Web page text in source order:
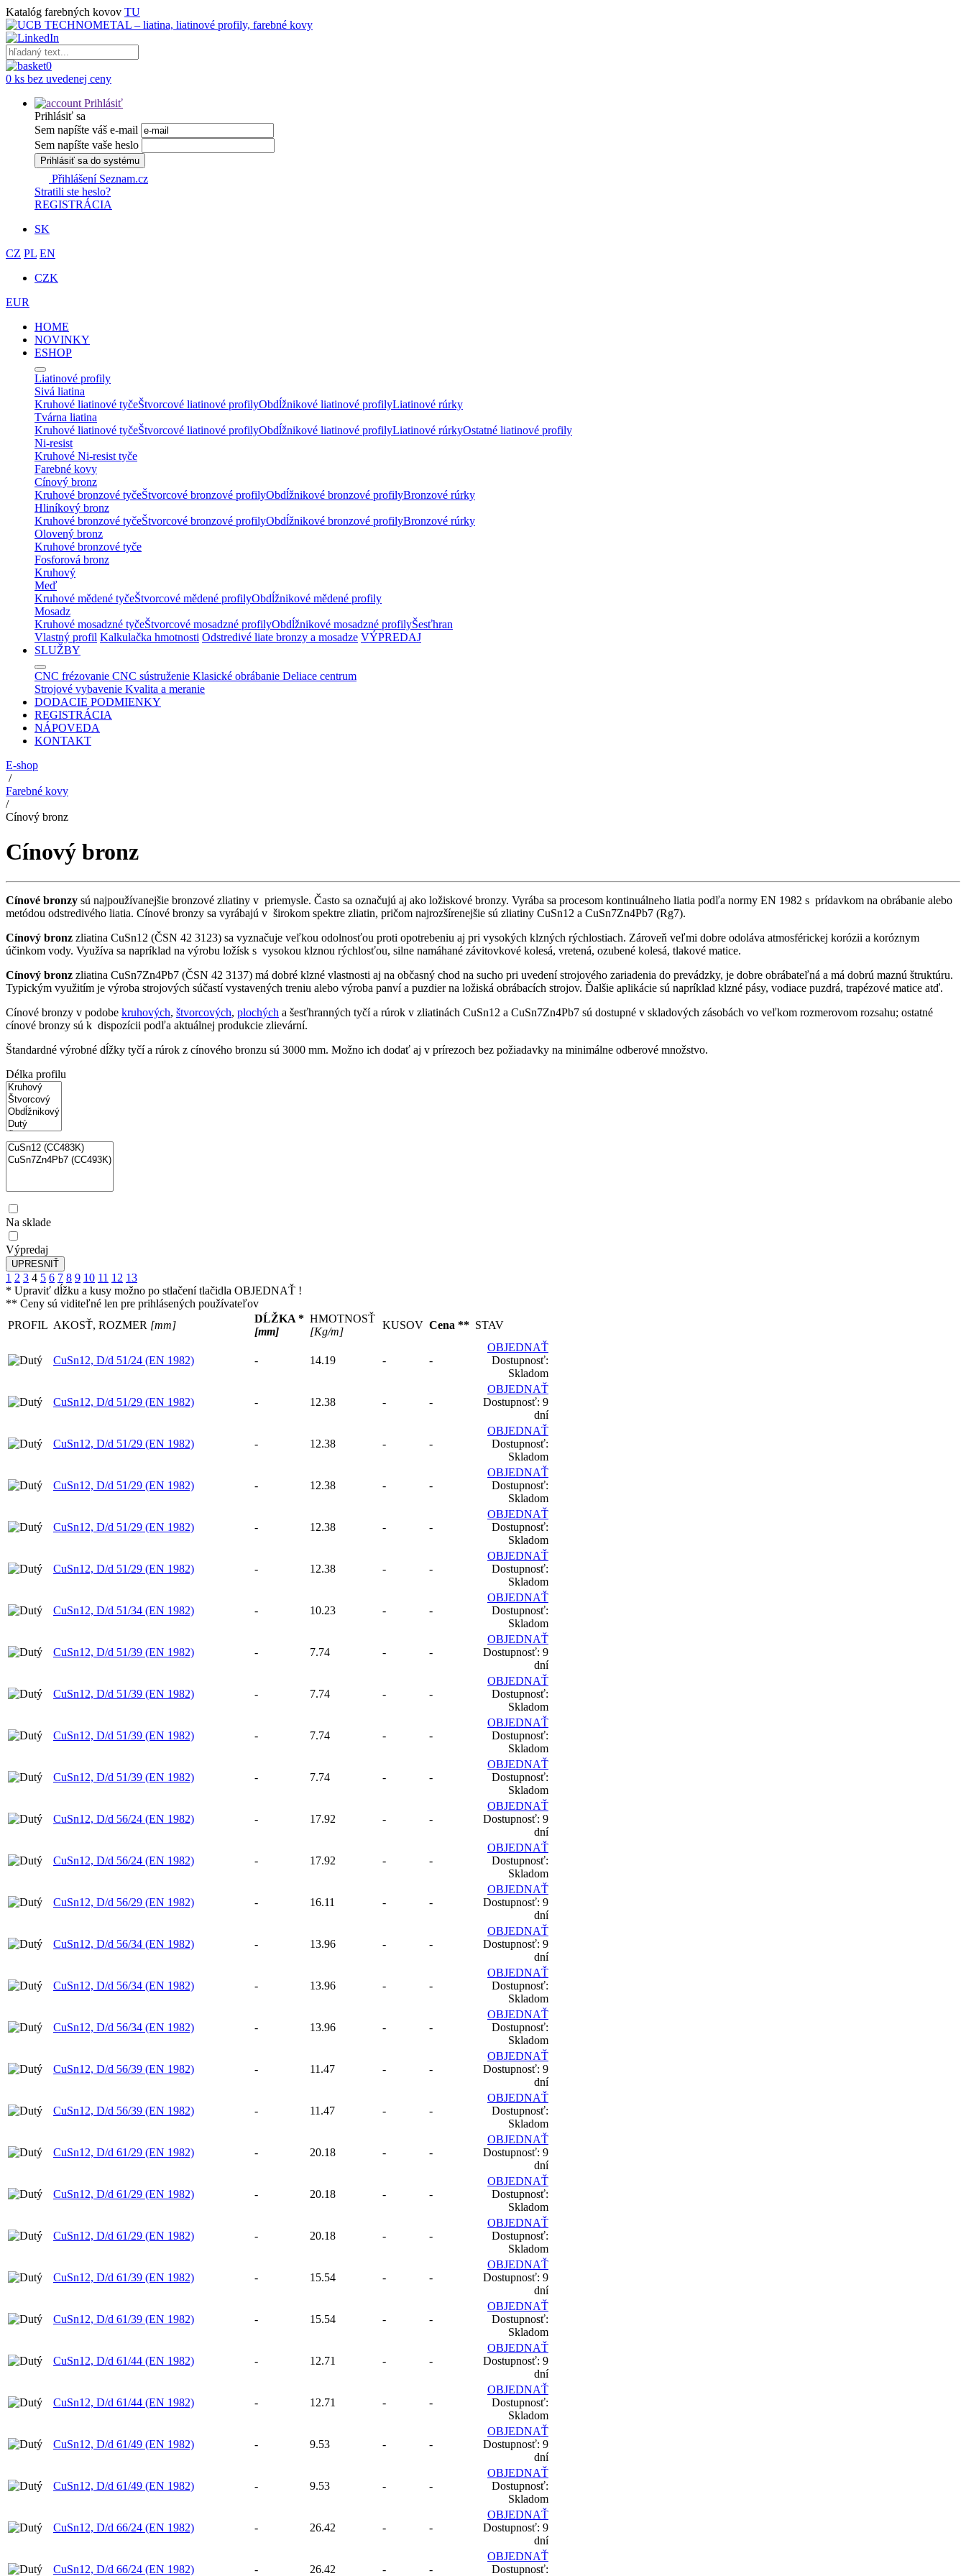
Katalóg farebných kovov TU
0
0 ks bez uvedenej ceny
Prihlásiť
Prihlásiť sa
Sem napíšte váš e-mail
Sem napíšte vaše heslo
Prihlásiť sa do systému
Přihlášení Seznam.cz
Stratili ste heslo?
REGISTRÁCIA
SK
CZ PL EN
CZK
EUR
HOME
NOVINKY
ESHOP
Liatinové profily
Sivá liatina
Kruhové liatinové tyčeŠtvorcové liatinové profilyObdĺžnikové liatinové profilyLiatinové rúrky
Tvárna liatina
Kruhové liatinové tyčeŠtvorcové liatinové profilyObdĺžnikové liatinové profilyLiatinové rúrkyOstatné liatinové profily
Ni-resist
Kruhové Ni-resist tyče
Farebné kovy
Cínový bronz
Kruhové bronzové tyčeŠtvorcové bronzové profilyObdĺžnikové bronzové profilyBronzové rúrky
Hliníkový bronz
Kruhové bronzové tyčeŠtvorcové bronzové profilyObdĺžnikové bronzové profilyBronzové rúrky
Olovený bronz
Kruhové bronzové tyče
Fosforová bronz
Kruhový
Meď
Kruhové mědené tyčeŠtvorcové mědené profilyObdĺžnikové mědené profily
Mosadz
Kruhové mosadzné tyčeŠtvorcové mosadzné profilyObdĺžnikové mosadzné profilyŠesťhran
Vlastný profil Kalkulačka hmotnosti Odstredivé liate bronzy a mosadze VÝPREDAJ
SLUŽBY
CNC frézovanie CNC sústruženie Klasické obrábanie Deliace centrum
Strojové vybavenie Kvalita a meranie
DODACIE PODMIENKY
REGISTRÁCIA
NÁPOVEDA
KONTAKT
E-shop
/
Farebné kovy
/
Cínový bronz
Cínový bronz
Cínové bronzy sú najpoužívanejšie bronzové zliatiny v priemysle. Často sa označujú aj ako ložiskové bronzy. Vyrába sa procesom kontinuálneho liatia podľa normy EN 1982 s prídavkom na obrábanie alebo
metódou odstredivého liatia. Cínové bronzy sa vyrábajú v širokom spektre zliatin, pričom najrozšírenejšie sú zliatiny CuSn12 a CuSn7Zn4Pb7 (Rg7).
Cínový bronz zliatina CuSn12 (ČSN 42 3123) sa vyznačuje veľkou odolnosťou proti opotrebeniu aj pri vysokých klzných rýchlostiach. Zároveň veľmi dobre odoláva atmosférickej korózii a koróznym
účinkom vody. Využíva sa napríklad na výrobu ložísk s vysokou klznou rýchlosťou, silne namáhané závitovkové kolesá, vretená, ozubené kolesá, tlakové matice.
Cínový bronz zliatina CuSn7Zn4Pb7 (ČSN 42 3137) má dobré klzné vlastnosti aj na občasný chod na sucho pri uvedení strojového zariadenia do prevádzky, je dobre obrábateľná a má dobrú maznú štruktúru.
Typickým využitím je výroba strojových súčastí vystavených treniu alebo výroba panví a puzdier na ložiská obrábacích strojov. Ďalšie aplikácie sú napríklad klzné pásy, vodiace puzdrá, trapézové matice atď.
Cínové bronzy v podobe kruhových, štvorcových, plochých a šesťhranných tyčí a rúrok v zliatinách CuSn12 a CuSn7Zn4Pb7 sú dostupné v skladových zásobách vo veľkom rozmerovom rozsahu; ostatné
cínové bronzy sú k dispozícii podľa aktuálnej produkcie zlievární.
Štandardné výrobné dĺžky tyčí a rúrok z cínového bronzu sú 3000 mm. Možno ich dodať aj v prírezoch bez požiadavky na minimálne odberové množstvo.
Délka profilu
Na sklade
Výpredaj
1 2 3 4 5 6 7 8 9 10 11 12 13
* Upraviť dĺžku a kusy možno po stlačení tlačidla OBJEDNAŤ !
** Ceny sú viditeľné len pre prihlásených používateľov
PROFIL AKOSŤ, ROZMER [mm]
DĹŽKA *
[mm]
HMOTNOSŤ
[Kg/m]
KUSOV Cena ** STAV
CuSn12, D/d 51/24 (EN 1982) - 14.19 - -
OBJEDNAŤ
Dostupnosť:
Skladom
CuSn12, D/d 51/29 (EN 1982) - 12.38 - -
OBJEDNAŤ
Dostupnosť: 9
dní
CuSn12, D/d 51/29 (EN 1982) - 12.38 - -
OBJEDNAŤ
Dostupnosť:
Skladom
CuSn12, D/d 51/29 (EN 1982) - 12.38 - -
OBJEDNAŤ
Dostupnosť:
Skladom
CuSn12, D/d 51/29 (EN 1982) - 12.38 - -
OBJEDNAŤ
Dostupnosť:
Skladom
CuSn12, D/d 51/29 (EN 1982) - 12.38 - -
OBJEDNAŤ
Dostupnosť:
Skladom
CuSn12, D/d 51/34 (EN 1982) - 10.23 - -
OBJEDNAŤ
Dostupnosť:
Skladom
CuSn12, D/d 51/39 (EN 1982) - 7.74 - -
OBJEDNAŤ
Dostupnosť: 9
dní
CuSn12, D/d 51/39 (EN 1982) - 7.74 - -
OBJEDNAŤ
Dostupnosť:
Skladom
CuSn12, D/d 51/39 (EN 1982) - 7.74 - -
OBJEDNAŤ
Dostupnosť:
Skladom
CuSn12, D/d 51/39 (EN 1982) - 7.74 - -
OBJEDNAŤ
Dostupnosť:
Skladom
CuSn12, D/d 56/24 (EN 1982) - 17.92 - -
OBJEDNAŤ
Dostupnosť: 9
dní
CuSn12, D/d 56/24 (EN 1982) - 17.92 - -
OBJEDNAŤ
Dostupnosť:
Skladom
CuSn12, D/d 56/29 (EN 1982) - 16.11 - -
OBJEDNAŤ
Dostupnosť: 9
dní
CuSn12, D/d 56/34 (EN 1982) - 13.96 - -
OBJEDNAŤ
Dostupnosť: 9
dní
CuSn12, D/d 56/34 (EN 1982) - 13.96 - -
OBJEDNAŤ
Dostupnosť:
Skladom
CuSn12, D/d 56/34 (EN 1982) - 13.96 - -
OBJEDNAŤ
Dostupnosť:
Skladom
CuSn12, D/d 56/39 (EN 1982) - 11.47 - -
OBJEDNAŤ
Dostupnosť: 9
dní
CuSn12, D/d 56/39 (EN 1982) - 11.47 - -
OBJEDNAŤ
Dostupnosť:
Skladom
CuSn12, D/d 61/29 (EN 1982) - 20.18 - -
OBJEDNAŤ
Dostupnosť: 9
dní
CuSn12, D/d 61/29 (EN 1982) - 20.18 - -
OBJEDNAŤ
Dostupnosť:
Skladom
CuSn12, D/d 61/29 (EN 1982) - 20.18 - -
OBJEDNAŤ
Dostupnosť:
Skladom
CuSn12, D/d 61/39 (EN 1982) - 15.54 - -
OBJEDNAŤ
Dostupnosť: 9
dní
CuSn12, D/d 61/39 (EN 1982) - 15.54 - -
OBJEDNAŤ
Dostupnosť:
Skladom
CuSn12, D/d 61/44 (EN 1982) - 12.71 - -
OBJEDNAŤ
Dostupnosť: 9
dní
CuSn12, D/d 61/44 (EN 1982) - 12.71 - -
OBJEDNAŤ
Dostupnosť:
Skladom
CuSn12, D/d 61/49 (EN 1982) - 9.53 - -
OBJEDNAŤ
Dostupnosť: 9
dní
CuSn12, D/d 61/49 (EN 1982) - 9.53 - -
OBJEDNAŤ
Dostupnosť:
Skladom
CuSn12, D/d 66/24 (EN 1982) - 26.42 - -
OBJEDNAŤ
Dostupnosť: 9
dní
CuSn12, D/d 66/24 (EN 1982) - 26.42 - -
OBJEDNAŤ
Dostupnosť: